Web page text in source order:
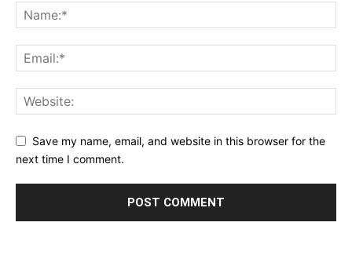
Save my name, email, and website in this browser for the
next time I comment.